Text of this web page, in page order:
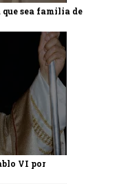
sea familia de
VI por